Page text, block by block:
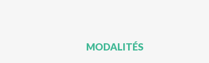
MODALITÉS